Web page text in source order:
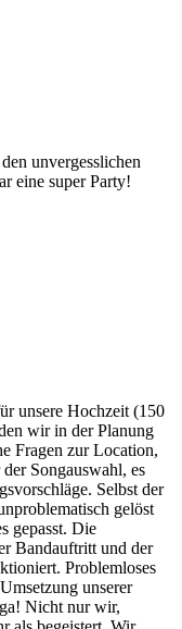
unvergesslichen
eine super Party!
unsere Hochzeit (150
wir in der Planung
Fragen zur Location,
Songauswahl, es
Selbst der
gelöst
gepasst. Die
Bandauftritt und der
Problemloses
unserer
Nicht nur wir,